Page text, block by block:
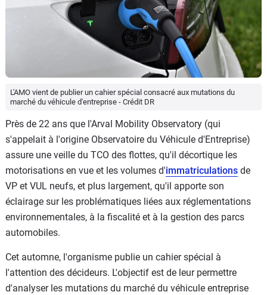
L'AMO vient de publier un cahier spécial consacré aux mutations du
marché du véhicule d'entreprise - Crédit DR
Près de 22 ans que l'Arval Mobility Observatory (qui
s'appelait à l'origine Observatoire du Véhicule d'Entreprise)
assure une veille du TCO des flottes, qu'il décortique les
motorisations en vue et les volumes d'immatriculations de
VP et VUL neufs, et plus largement, qu'il apporte son
éclairage sur les problématiques liées aux réglementations
environnementales, à la fiscalité et à la gestion des parcs
automobiles.
Cet automne, l'organisme publie un cahier spécial à
l'attention des décideurs. L'objectif est de leur permettre
d'analyser les mutations du marché du véhicule entreprise